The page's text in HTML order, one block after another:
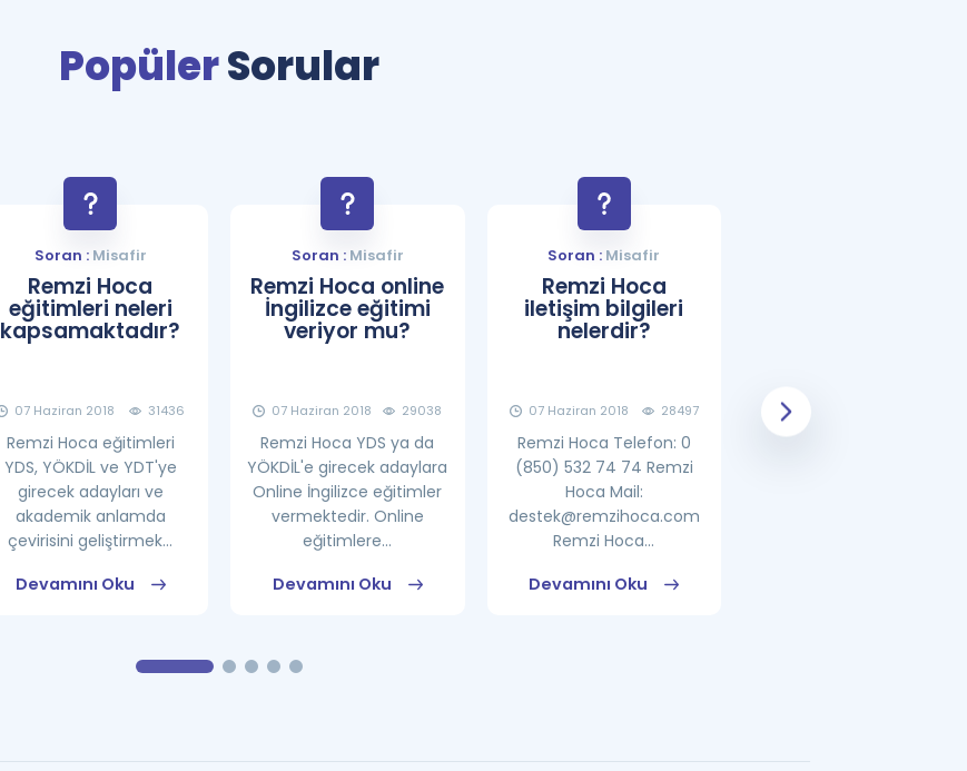
PopülerSorular
Soran :Misafir
Remzi Hoca
eğitimleri neleri
kapsamaktadır?
07 Haziran 2018 31436
Remzi Hoca eğitimleri
YDS, YÖKDİL ve YDT'ye
girecek adayları ve
akademik anlamda
çevirisini geliştirmek...
Devamını Oku
Soran :Misafir
Remzi Hoca online
İngilizce eğitimi
veriyor mu?
07 Haziran 2018 29038
Remzi Hoca YDS ya da
YÖKDİL'e girecek adaylara
Online İngilizce eğitimler
vermektedir. Online
eğitimlere...
Devamını Oku
Soran : Misafir
Remzi Hoca
iletişim bilgileri
nelerdir?
07 Haziran 2018 28497
Remzi Hoca Telefon: 0
(850) 532 74 74 Remzi
Hoca Mail:
destek@remzihoca.com
Remzi Hoca...
Devamını Oku
08 Haziran 2018